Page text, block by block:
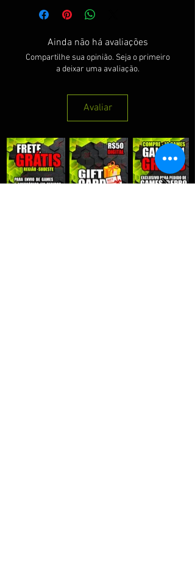
Ainda não há avaliações
Compartilhe sua opinião. Seja o primeiro
a deixar uma avaliação.
Avaliar